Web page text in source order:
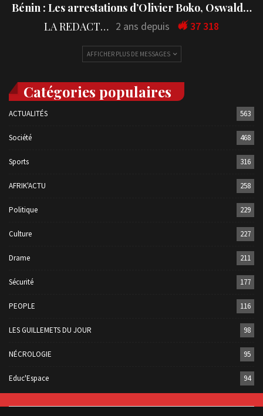
Bénin : Les arrestations d’Olivier Boko, Oswald…
LA REDACTION 2 ans depuis 37 318
AFFICHER PLUS DE MESSAGES
Catégories populaires
ACTUALITÉS 563
Société 468
Sports 316
AFRIK'ACTU 258
Politique 229
Culture 227
Drame 211
Sécurité 177
PEOPLE 116
LES GUILLEMETS DU JOUR 98
NÉCROLOGIE 95
Educ'Espace 94